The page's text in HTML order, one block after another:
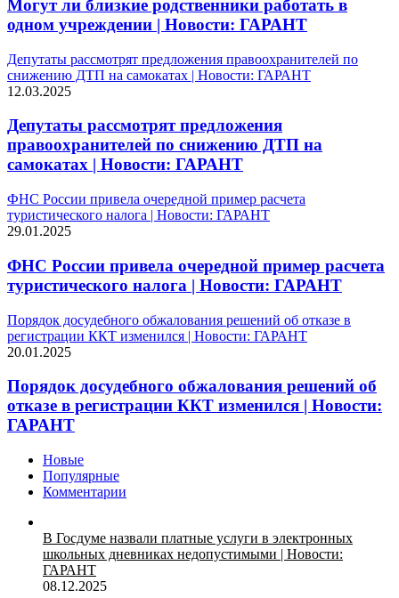
Могут ли близкие родственники работать в
одном учреждении | Новости: ГАРАНТ
Депутаты рассмотрят предложения правоохранителей по
снижению ДТП на самокатах | Новости: ГАРАНТ
12.03.2025
Депутаты рассмотрят предложения
правоохранителей по снижению ДТП на
самокатах | Новости: ГАРАНТ
ФНС России привела очередной пример расчета
туристического налога | Новости: ГАРАНТ
29.01.2025
ФНС России привела очередной пример расчета
туристического налога | Новости: ГАРАНТ
Порядок досудебного обжалования решений об отказе в
регистрации ККТ изменился | Новости: ГАРАНТ
20.01.2025
Порядок досудебного обжалования решений об
отказе в регистрации ККТ изменился | Новости:
ГАРАНТ
Новые
Популярные
Комментарии
В Госдуме назвали платные услуги в электронных
школьных дневниках недопустимыми | Новости:
ГАРАНТ
08.12.2025